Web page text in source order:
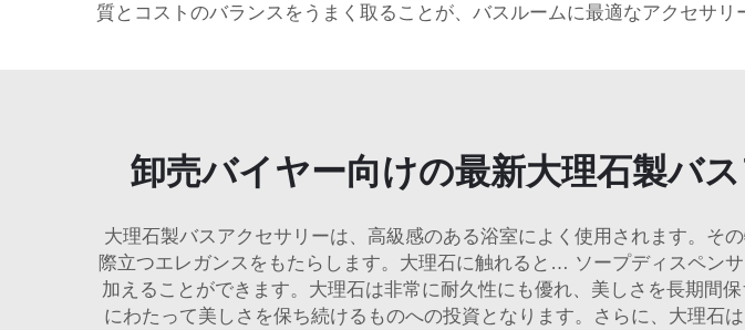
質とコストのバランスをうまく取ることが、バスルームに最適なアクセサリ
卸売バイヤー向けの最新大理石製バ
大理石製バスアクセサリーは、高級感のある浴室によく使用されます。そ
際立つエレガンスをもたらします。大理石に触れると… ソープディスペン
加えることができます。大理石は非常に耐久性にも優れ、美しさを長期間
にわたって美しさを保ち続けるものへの投資となります。さらに、大理石